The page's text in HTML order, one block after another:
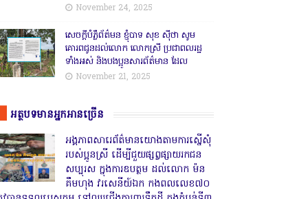
November 24, 2025
សេចក្តីបំភ្លឺព័ត៌មន ខ្ញុំបាទ សុខ សុីថា សូម
គោរពជូនដល់លោក លោកស្រី ប្រជាពលរដ្ឋ
ទាំងអស់ និងបងប្អូនសារព័ត៌មាន ដែល
November 21, 2025
អត្ថបទមានអ្នកអានច្រើន
អង្គភាពសារេព័ត៌មានយោងតាមការស្នើសុំ
របស់ប្អូនស្រី ដើម្បីជួយផ្សព្វផ្សាយរកជន
សប្បុរស ក្នុងការឧបត្ថម ដល់លោក ម៉ន
គឹមហុង វរសេនីយ៍ឯក កងពលលេខ៧០